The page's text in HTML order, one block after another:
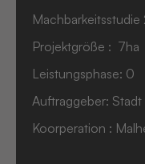
Projektgröße : 7ha
Leistungsphase: 0
Auftraggeber:
Koorperation :